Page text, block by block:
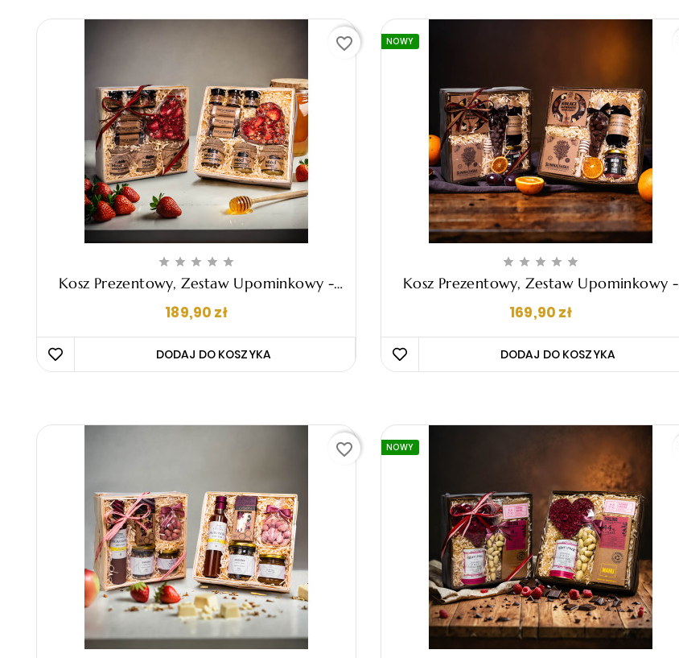
    
Kosz Prezentowy, Zestaw Upominkowy -
"Evelina"
189,90 złCena
favorite_border NOWY
    
Kosz Prezentowy, Zestaw Upominkowy -
169,90 złCena
DODAJ DO KOSZYKA
favorite_border NOWY